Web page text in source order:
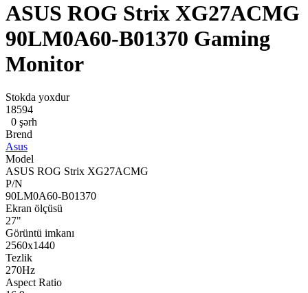
ASUS ROG Strix XG27ACMG
90LM0A60-B01370 Gaming
Monitor
Stokda yoxdur
18594
0 şərh
Brend
Asus
Model
ASUS ROG Strix XG27ACMG
P/N
90LM0A60-B01370
Ekran ölçüsü
27"
Görüntü imkanı
2560x1440
Tezlik
270Hz
Aspect Ratio